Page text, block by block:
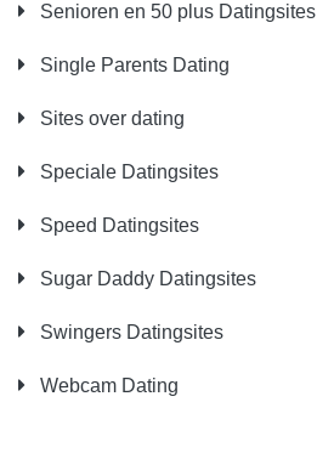
Senioren en 50 plus Datingsites
Single Parents Dating
Sites over dating
Speciale Datingsites
Speed Datingsites
Sugar Daddy Datingsites
Swingers Datingsites
Webcam Dating